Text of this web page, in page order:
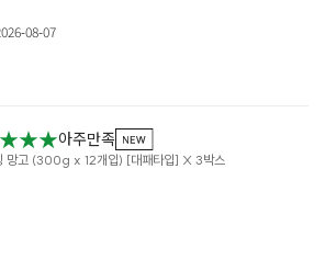
08-07
아주만족
망고 (300g x 12개입) [대패타입] X 3박스